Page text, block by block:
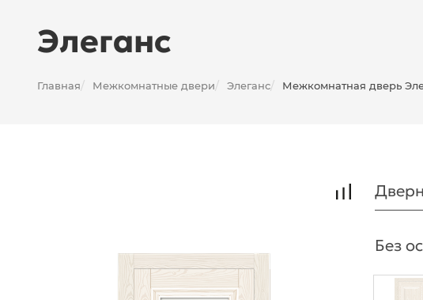
Элеганс
Главная/ Межкомнатные двери/ Элеганс/ Межкомнатная дверь
Без